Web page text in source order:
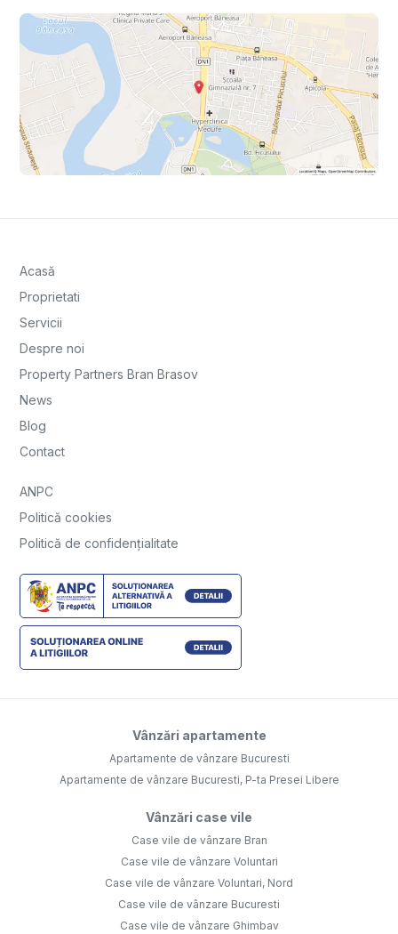
Acasă
Proprietati
Servicii
Despre noi
Property Partners Bran Brasov
News
Blog
Contact
ANPC
Politică cookies
Politică de confidențialitate
Vânzări apartamente
Apartamente de vânzare Bucuresti
Apartamente de vânzare Bucuresti, P-ta Presei Libere
Vânzări case vile
Case vile de vânzare Bran
Case vile de vânzare Voluntari
Case vile de vânzare Voluntari, Nord
Case vile de vânzare Bucuresti
Case vile de vânzare Ghimbav